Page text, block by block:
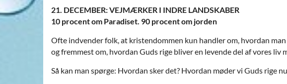
21. DECEMBER: VEJMÆRKER I INDRE LANDSKABER
10 procent om Paradiset. 90 procent om jorden
Ofte indvender folk, at kristendommen kun handler om, hvordan
og fremmest om, hvordan Guds rige bliver en levende del af vores liv
Så kan man spørge: Hvordan sker det? Hvordan møder vi Guds rige